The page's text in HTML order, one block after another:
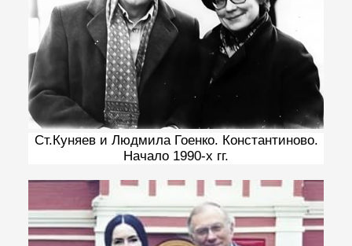
Ст.Куняев и Людмила Гоенко. Константиново.
Начало 1990-х гг.